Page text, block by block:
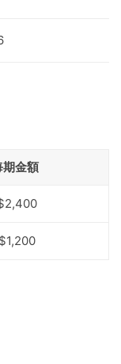
期金額
$1,200